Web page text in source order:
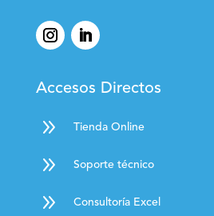
Accesos Directos
9 Tienda Online
9 Soporte técnico
9 Consultoría Excel